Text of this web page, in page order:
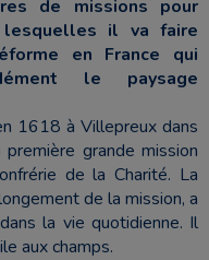
de missions pour
lesquelles il va faire
en France qui
le paysage
1618 à Villepreux dans
grande mission
de la Charité. La
de la mission, a
la vie quotidienne. Il
aux champs.